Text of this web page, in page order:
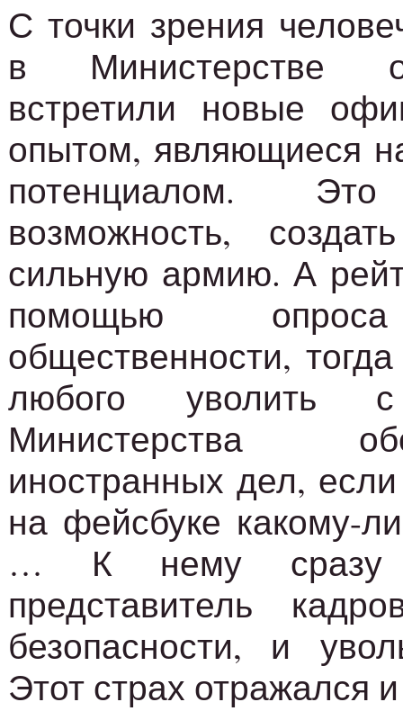
С точки зрения
в Министерстве
встретили новые
опытом, являющиеся
потенциалом.
возможность,
сильную армию. А
помощью опроса
общественности,
любого уволить
Министерства
иностранных дел,
на фейсбуке какому-
… К нему сразу
представитель
безопасности, и
Этот страх отражался